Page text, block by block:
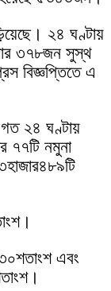
২৪ ঘণ্টায়
৩৭৮জন সুস্থ
বিজ্ঞপ্তিতে এ
গত ২৪ ঘণ্টায়
৭৭টি নমুনা
এবং